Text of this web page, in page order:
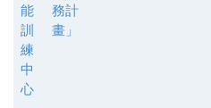
能
訓
練
中
心
務計
畫」